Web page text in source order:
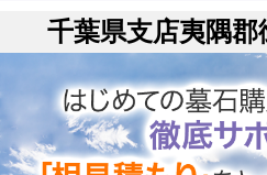
千葉県支店夷隅